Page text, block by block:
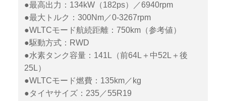
●最高出力：134kW（182ps）／6940rpm
●最大トルク：300Nm／0-3267rpm
●WLTCモード航続距離：750km（参考値）
●駆動方式：RWD
●水素タンク容量：141L（前64L＋中52L＋後
25L）
●WLTCモード燃費：135km／kg
●タイヤサイズ：235／55R19